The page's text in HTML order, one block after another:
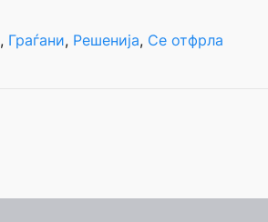
, Граѓани, Решенија, Се отфрла